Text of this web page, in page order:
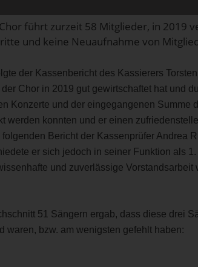
führt zurzeit 58 Mitglieder, in 2019
und keine Neuaufnahme von
der Kassenbericht des Kassierers
der Chor in 2019 gut gewirtschaftet hat und
Konzerte und der eingegangenen Summe
werden konnten und er einen
Bericht der Kassenprüfer Andrea
er sich jedoch in seiner Funktion als
und zuverlässige Vorstandsarbeit
51 Sängern ergab, dass diese drei
waren, bzw. am wenigsten gefehlt haben: